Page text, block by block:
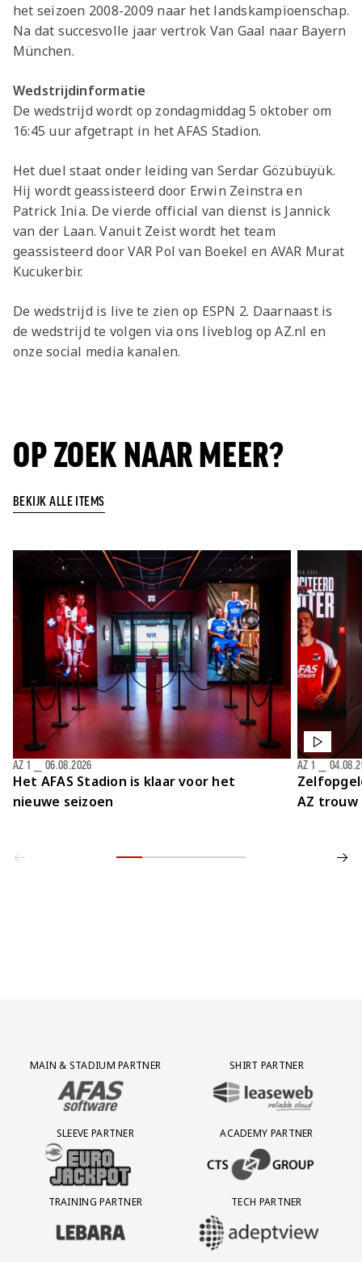
het seizoen 2008-2009 naar het landskampioenschap.
Na dat succesvolle jaar vertrok Van Gaal naar Bayern
München.
Wedstrijdinformatie
De wedstrijd wordt op zondagmiddag 5 oktober om
16:45 uur afgetrapt in het AFAS Stadion.
Het duel staat onder leiding van Serdar Gözübüyük.
Hij wordt geassisteerd door Erwin Zeinstra en
Patrick Inia. De vierde official van dienst is Jannick
van der Laan. Vanuit Zeist wordt het team
geassisteerd door VAR Pol van Boekel en AVAR Murat
Kucukerbir.
De wedstrijd is live te zien op ESPN 2. Daarnaast is
de wedstrijd te volgen via ons liveblog op AZ.nl en
onze social media kanalen.
OP ZOEK NAAR MEER?
BEKIJK ALLE ITEMS
Het AFAS Stadion is klaar voor het
nieuwe seizoen
AZ 1 06.08.2026
AZ trouw
AZ 1
Partner Logos Grid
MAIN & STADIUM PARTNER
BEZOEK ONZE MAIN & STADIUM PARTNER AFAS SOFTWARE
SHIRT PARTNER
BEZOEK ONZE SHIRT PARTNER
SLEEVE PARTNER
BEZOEK ONZE SLEEVE PARTNER EUROJACKPOT
ACADEMY PARTNER
BEZOEK ONZE ACADEMY
TRAINING PARTNER
BEZOEK ONZE TRAINING PARTNER LEBARA
TECH PARTNER
BEZOEK ONZE TECH PARTNER